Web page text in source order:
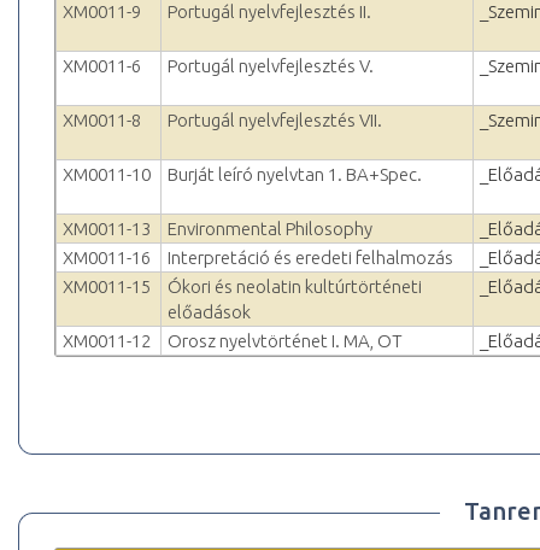
XM0011-9 Portugál nyelvfejlesztés II.
XM0011-6 Portugál nyelvfejlesztés V.
XM0011-8 Portugál nyelvfejlesztés VII.
XM0011-10 Burját leíró nyelvtan 1. BA+Spec.
XM0011-13 Environmental Philosophy
XM0011-16
Interpretáció és eredeti felhalmozás
XM0011-15
Ókori és neolatin kultúrtörténeti
előadások
XM0011-12 Orosz nyelvtörténet I. MA, OT